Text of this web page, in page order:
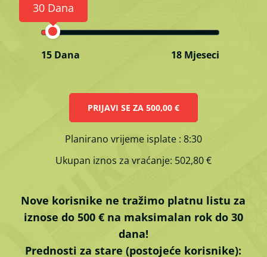
30 Dana
15 Dana 18 Mjeseci
PRIJAVI SE ZA 500,00 €
Planirano vrijeme isplate : 8:30
Ukupan iznos za vraćanje: 502,80 €
Nove korisnike ne tražimo platnu listu za
iznose do 500 € na maksimalan rok do 30
dana!
Prednosti za stare (postojeće korisnike):